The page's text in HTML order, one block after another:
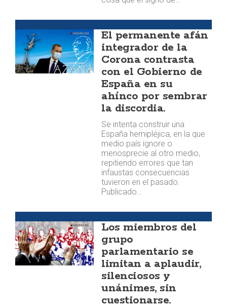
El permanente afán
integrador de la
Corona contrasta
con el Gobierno de
España en su
ahínco por sembrar
la discordia.
Se intenta construir una
España hemipléjica, en la que
medio país ignore o
menosprecie al otro medio,
repitiendo errores que tan
infaustas consecuencias
tuvieron en el pasado.
Publicado…
Los miembros del
grupo
parlamentario se
limitan a aplaudir,
silenciosos y
unánimes, sin
cuestionarse.